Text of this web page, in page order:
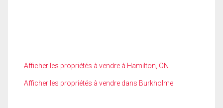
Afficher les propriétés à vendre à Hamilton, ON
Afficher les propriétés à vendre dans Burkholme